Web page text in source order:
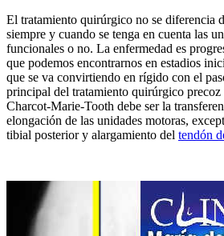
El tratamiento quirúrgico no se diferencia
siempre y cuando se tenga en cuenta las
funcionales o no. La enfermedad es
que podemos encontrarnos en estadios
que se va convirtiendo en rígido con el
principal del tratamiento quirúrgico precoz
Charcot-Marie-Tooth debe ser la
elongación de las unidades motoras,
tibial posterior y alargamiento del tendón